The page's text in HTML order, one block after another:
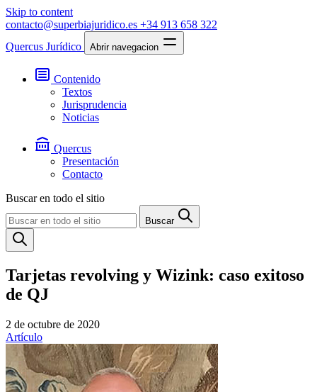
Skip to content
contacto@superbiajuridico.es +34 913 658 322
Quercus Jurídico
Abrir navegacion
Contenido
Textos
Jurisprudencia
Noticias
Quercus
Presentación
Contacto
Buscar en todo el sitio
Buscar
Tarjetas revolving y Wizink: caso exitoso
de QJ
2 de octubre de 2020
Artículo